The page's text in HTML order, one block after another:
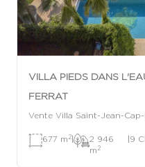
VILLA PIEDS DANS
FERRAT
Vente Villa Saint-Jean-
677 m 2|
2 946
m 2
|9